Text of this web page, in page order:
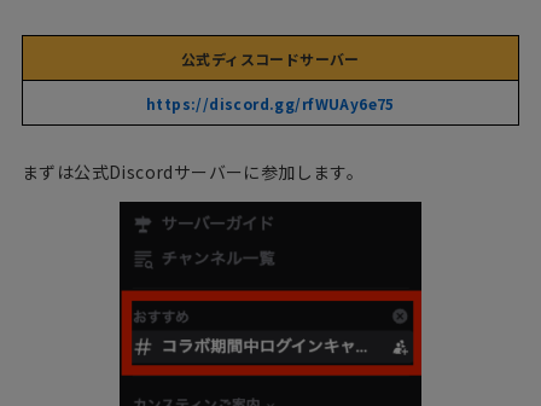
公式ディスコードサーバー
https://discord.gg/rfWUAy6e75
まずは公式Discordサーバーに参加します。